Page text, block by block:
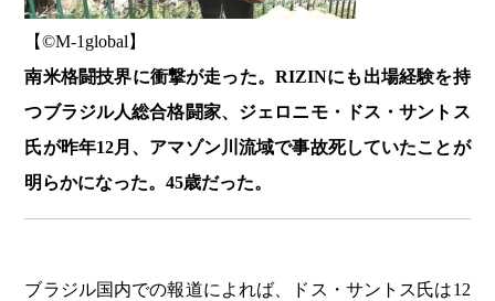
【©️M-1global】
南米格闘技界に衝撃が走った。RIZINにも出場経験を持
つブラジル人総合格闘家、ジェロニモ・ドス・サントス
氏が昨年12月、アマゾン川流域で事故死していたことが
明らかになった。45歳だった。
ブラジル国内での報道によれば、ドス・サントス氏は12